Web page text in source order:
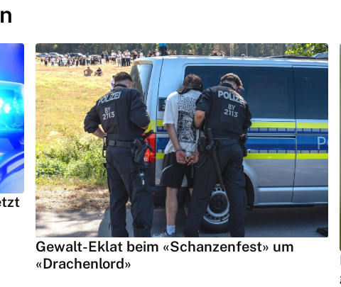
Gewalt-Eklat beim «Schanzenfest» um
«Drachenlord»